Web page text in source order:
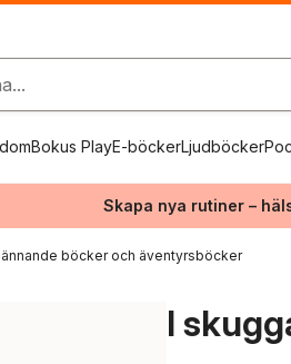
Bokus PlayE-böckerLjudböcker
Skapa nya rutiner –
böcker och äventyrsböcker
I